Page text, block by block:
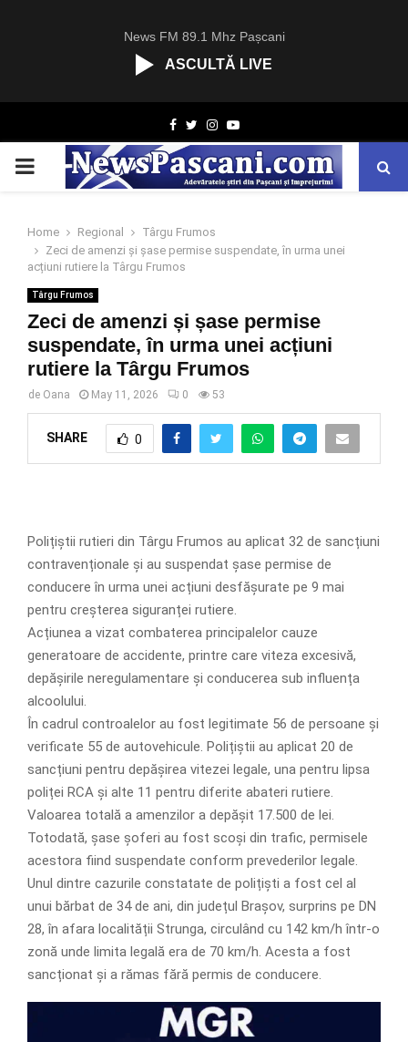
News FM 89.1 Mhz Pașcani
ASCULTĂ LIVE
Facebook
TwitterInstagram
Youtube
PRIMARY
Home Regional
Târgu Frumos
Zeci de amenzi și șase permise suspendate, în urma unei
acțiuni rutiere la Târgu Frumos
Târgu Frumos
Zeci de amenzi și șase permise
suspendate, în urma unei acțiuni
rutiere la Târgu Frumos
de Oana May 11, 2026 0 53
SHARE 0
Polițiștii rutieri din Târgu Frumos au aplicat 32 de sancțiuni
contravenționale și au suspendat șase permise de
conducere în urma unei acțiuni desfășurate pe 9 mai
pentru creșterea siguranței rutiere.
Acțiunea a vizat combaterea principalelor cauze
generatoare de accidente, printre care viteza excesivă,
depășirile neregulamentare și conducerea sub influența
alcoolului.
În cadrul controalelor au fost legitimate 56 de persoane și
verificate 55 de autovehicule. Polițiștii au aplicat 20 de
sancțiuni pentru depășirea vitezei legale, una pentru lipsa
poliței RCA și alte 11 pentru diferite abateri rutiere.
Valoarea totală a amenzilor a depășit 17.500 de lei.
Totodată, șase șoferi au fost scoși din trafic, permisele
acestora fiind suspendate conform prevederilor legale.
Unul dintre cazurile constatate de polițiști a fost cel al
unui bărbat de 34 de ani, din județul Brașov, surprins pe DN
28, în afara localității Strunga, circulând cu 142 km/h într-o
zonă unde limita legală era de 70 km/h. Acesta a fost
sancționat și a rămas fără permis de conducere.